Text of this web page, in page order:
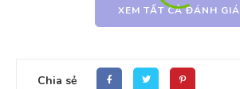
XEM TẤT CẢ ĐÁNH GIÁ
Chia sẻ